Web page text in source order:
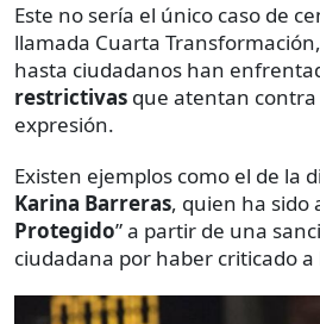
Este no sería el único caso de
llamada Cuarta
hasta ciudadanos han
restrictivas que atentan
expresión.
Existen ejemplos como el de la
Karina Barreras, quien ha sido
Protegido” a partir de una
ciudadana por haber criticado a